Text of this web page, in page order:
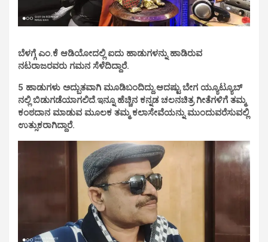
ಬೆಳಗ್ಗೆ ಎಂ.ಕೆ ಆಡಿಯೋದಲ್ಲಿ ಐದು ಹಾಡುಗಳನ್ನು ಹಾಡಿರುವ
ನಟರಾಜರವರು ಗಮನ ಸೆಳೆದಿದ್ದಾರೆ.
5 ಹಾಡುಗಳು ಅದ್ಬುತವಾಗಿ ಮೂಡಿಬಂದಿದ್ದು.ಆದಷ್ಟು ಬೇಗ ಯ್ಯೂಟ್ಯೂಬ್
ನಲ್ಲಿ ಬಿಡುಗಡೆಯಾಗಲಿದೆ.ಇನ್ನೂ ಹೆಚ್ಚಿನ ಕನ್ನಡ ಚಲನಚಿತ್ರ ಗೀತೆಗಳಿಗೆ ತಮ್ಮ
ಕಂಠದಾನ ಮಾಡುವ ಮೂಲಕ ತಮ್ಮ ಕಲಾಸೇವೆಯನ್ನು ಮುಂದುವರೆಸುವಲ್ಲಿ
ಉತ್ಸುಕರಾಗಿದ್ದಾರೆ.